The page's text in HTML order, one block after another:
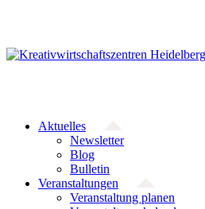
Aktuelles
Newsletter
Blog
Bulletin
Veranstaltungen
Veranstaltung planen